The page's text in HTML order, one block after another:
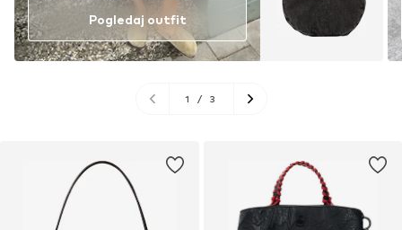
Pogledaj outfit
1 / 3